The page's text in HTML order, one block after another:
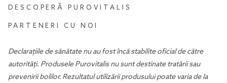
DESCOPERĂ PUROVITALIS
PARTENERI CU NOI
Declarațiile de sănătate nu au fost încă stabilite oficial de către
autorități. Produsele Purovitalis nu sunt destinate tratării sau
prevenirii bolilor. Rezultatul utilizării produsului poate varia de la